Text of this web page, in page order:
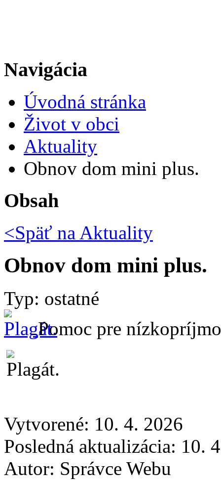
Navigácia
Úvodná stránka
Život v obci
Aktuality
Obnov dom mini plus.
Obsah
<Späť na Aktuality
Obnov dom mini plus.
Typ: ostatné
Pomoc pre
Vytvorené: 10. 4. 2026
Posledná aktualizácia: 10.
Autor: Správce Webu